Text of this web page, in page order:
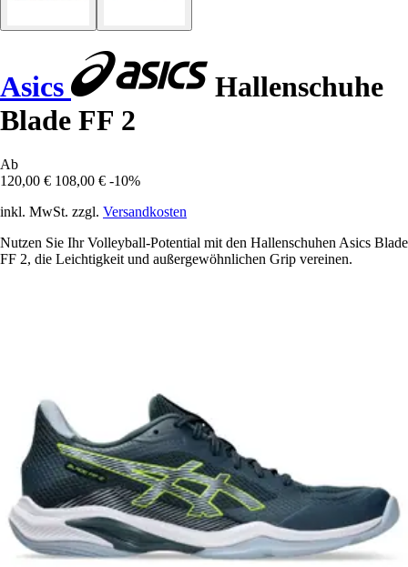
Asics
Hallenschuhe
Blade FF 2
Ab
120,00 € 108,00 € -10%
inkl. MwSt. zzgl. Versandkosten
Nutzen Sie Ihr Volleyball-Potential mit den Hallenschuhen Asics Blade
FF 2, die Leichtigkeit und außergewöhnlichen Grip vereinen.